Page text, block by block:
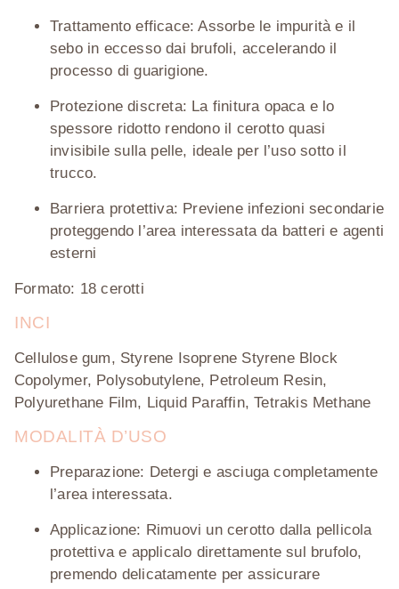
Trattamento efficace: Assorbe le impurità e il
sebo in eccesso dai brufoli, accelerando il
processo di guarigione.
Protezione discreta: La finitura opaca e lo
spessore ridotto rendono il cerotto quasi
invisibile sulla pelle, ideale per l’uso sotto il
trucco.
Barriera protettiva: Previene infezioni secondarie
proteggendo l’area interessata da batteri e agenti
esterni
Formato: 18 cerotti
INCI
Cellulose gum, Styrene Isoprene Styrene Block
Copolymer, Polysobutylene, Petroleum Resin,
Polyurethane Film, Liquid Paraffin, Tetrakis Methane
MODALITÀ D’USO
Preparazione: Detergi e asciuga completamente
l’area interessata.
Applicazione: Rimuovi un cerotto dalla pellicola
protettiva e applicalo direttamente sul brufolo,
premendo delicatamente per assicurare